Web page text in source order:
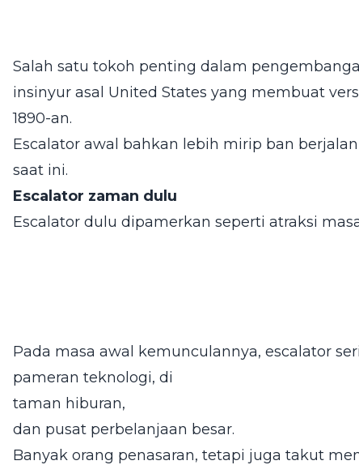
Salah satu tokoh penting dalam
insinyur asal United States yang membuat
1890-an.
Escalator awal bahkan lebih mirip ban
saat ini.
Escalator zaman dulu
Escalator dulu dipamerkan seperti atraksi
Pada masa awal kemunculannya, escalator
pameran teknologi, di
taman hiburan,
dan pusat perbelanjaan besar.
Banyak orang penasaran, tetapi juga takut